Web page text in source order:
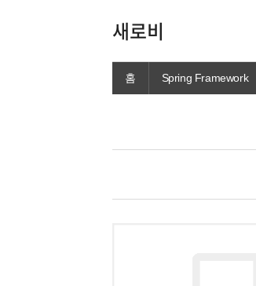
새로비
홈 Spring Framework